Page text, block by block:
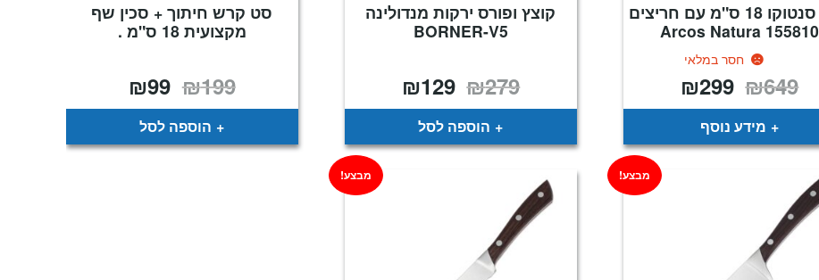
סכין סנטוקו 18 ס"מ עם חריצים
155810 Arcos Natura
חסר במלאי
₪649 המחיר
המקורי
היה:
₪299
הוא:
מידע נוסף
קוצץ ופורס ירקות מנדולינה
BORNER-V5
₪279 המחיר
המקורי
היה:
₪279.
₪129
הוא:
הוספה לסל
סט קרש חיתוך + סכין שף
מקצועית 18 ס"מ .
₪199 המחיר
המקורי
היה:
₪199.
₪99
הוא:
הוספה לסל
מבצע! מבצע!